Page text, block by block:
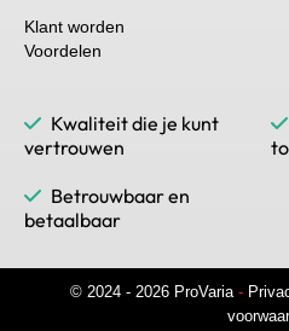
Klant worden
Voordelen
Kwaliteit die je kunt
vertrouwen
Betrouwbaar en
betaalbaar
© 2024 - 2026 ProVaria -